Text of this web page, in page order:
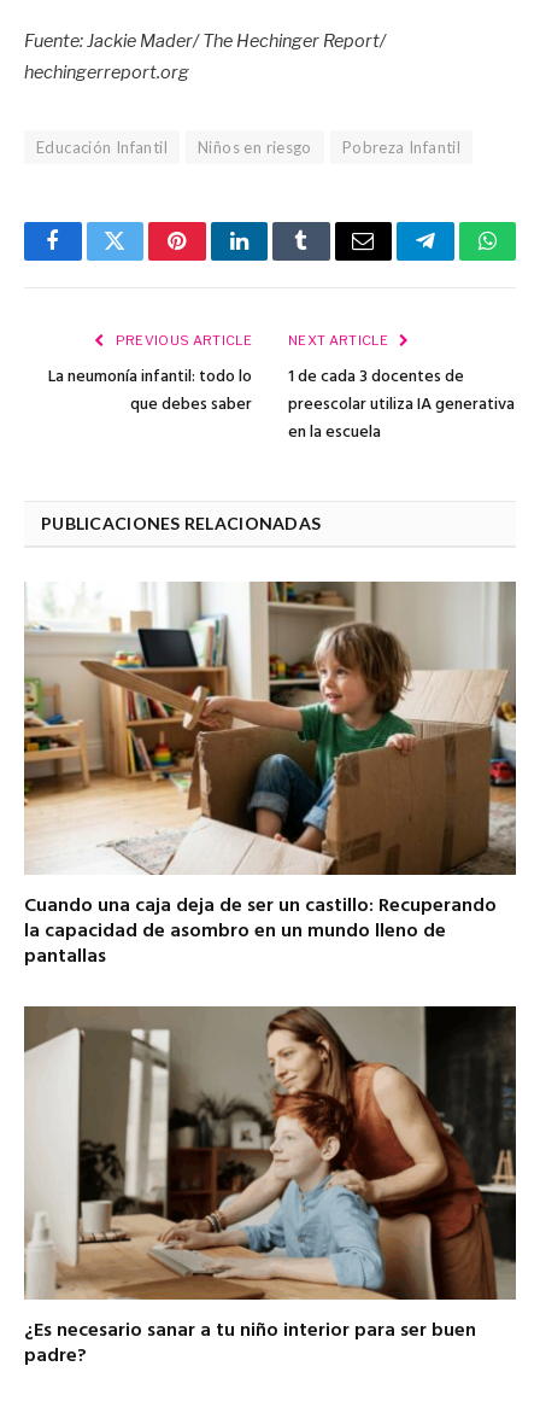
Fuente: Jackie Mader/ The Hechinger Report/
hechingerreport.org
Educación Infantil Niños en riesgo Pobreza Infantil
FacebookTwitterPinterestLinkedInTumblrEmail Telegram
PREVIOUS ARTICLE
La neumonía infantil: todo lo
que debes saber
NEXT ARTICLE
1 de cada 3 docentes de
preescolar utiliza IA generativa
en la escuela
PUBLICACIONES RELACIONADAS
Cuando una caja deja de ser un castillo: Recuperando
la capacidad de asombro en un mundo lleno de
pantallas
¿Es necesario sanar a tu niño interior para ser buen
padre?